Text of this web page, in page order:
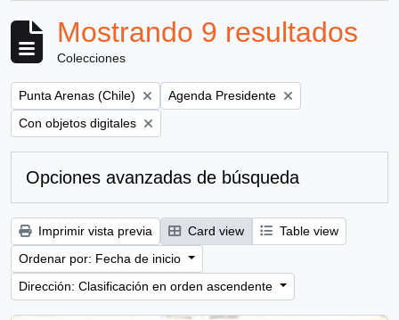
Mostrando 9 resultados
Colecciones
Remove filter:
Punta Arenas (Chile) Remove filter:
Agenda Presidente
Remove filter:
Con objetos digitales
Opciones avanzadas de búsqueda
Imprimir vista previa Card view
Table view
Ordenar por: Fecha de inicio
Dirección: Clasificación en orden ascendente